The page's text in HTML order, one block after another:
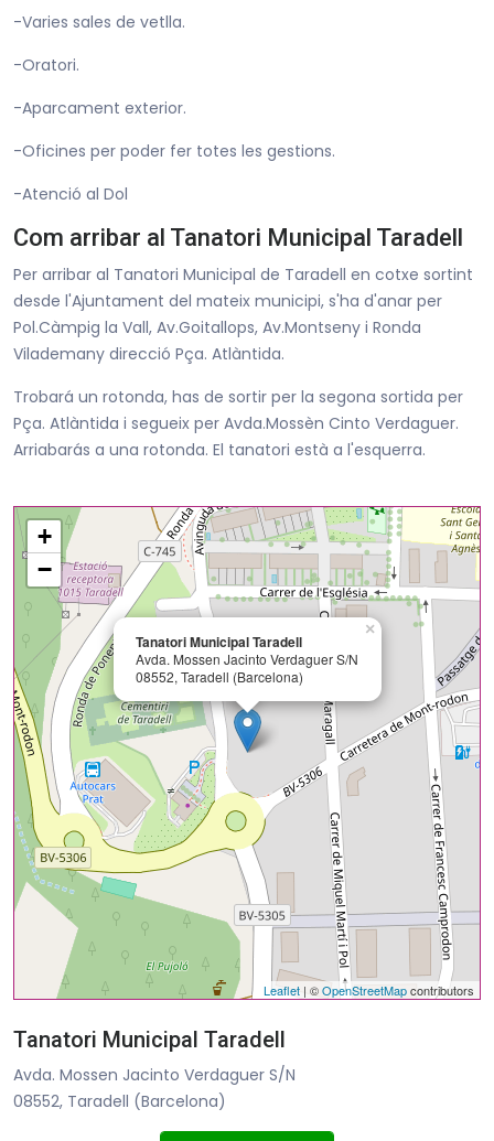
-Varies sales de vetlla.
-Oratori.
-Aparcament exterior.
-Oficines per poder fer totes les gestions.
-Atenció al Dol
Com arribar al Tanatori Municipal Taradell
Per arribar al Tanatori Municipal de Taradell en cotxe sortint
desde l'Ajuntament del mateix municipi, s'ha d'anar per
Pol.Càmpig la Vall, Av.Goitallops, Av.Montseny i Ronda
Vilademany direcció Pça. Atlàntida.
Trobará un rotonda, has de sortir per la segona sortida per
Pça. Atlàntida i segueix per Avda.Mossèn Cinto Verdaguer.
Arriabarás a una rotonda. El tanatori està a l'esquerra.
Tanatori Municipal Taradell
Avda. Mossen Jacinto Verdaguer S/N
08552, Taradell (Barcelona)
×
+
−
Leaflet | ©OpenStreetMapcontributors
Tanatori Municipal Taradell
Avda. Mossen Jacinto Verdaguer S/N
08552, Taradell (Barcelona)